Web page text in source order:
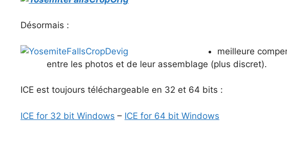
Désormais :
meilleure
entre les photos et de leur assemblage (plus discret).
ICE est toujours téléchargeable en 32 et 64 bits :
ICE for 32 bit Windows – ICE for 64 bit Windows